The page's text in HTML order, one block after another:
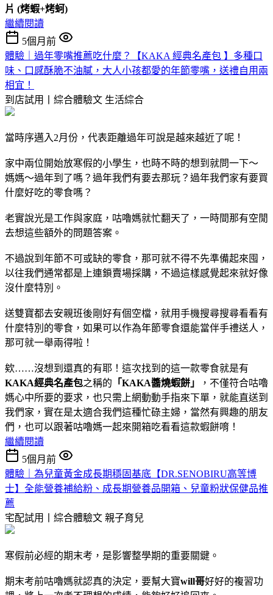
片 (烤蝦+烤蚵)
繼續閱讀
5個月前
體驗｜過年零嘴推薦吃什麼？【KAKA 經典名產包 】多種口
味、口感酥脆不油膩，大人小孩都愛的年節零嘴，送禮自用兩
相宜！
到店試用丨綜合體驗文 生活綜合
當時序邁入2月份，代表距離過年可說是越來越近了呢！
家中兩位開始放寒假的小學生，也時不時的想到就問一下～
媽媽～過年到了嗎？過年我們有要去那玩？過年我們家有要買
什麼好吃的零食嗎？
老實說光是工作與家庭，咕嚕媽就忙翻天了，一時間那有空閒
去想這些額外的問題答案。
不過說到年節不可或缺的零食，那可就不得不先準備起來囤，
以往我們通常都是上連鎖賣場採購，不過這樣感覺起來就好像
沒什麼特別。
送雙寶都去安親班後剛好有個空檔，就用手機搜尋搜尋看看有
什麼特別的零食，如果可以作為年節零食還能當伴手禮送人，
那可就一舉兩得啦！
欸……沒想到還真的有耶！這次找到的這一款零食就是有
KAKA經典名產包之稱的 「KAKA醬燒蝦餅」
，不僅符合咕嚕
媽心中所要的要求，也只需上網動動手指來下單，就能直送到
我們家，實在是太適合我們這種忙碌主婦，當然有興趣的朋友
們，也可以跟著咕嚕媽一起來開箱吃看看這款蝦餅唷！
繼續閱讀
5個月前
體驗｜為兒童黃金成長期穩固基底【DR.SENOBIRU高等博
士】全能營養補給粉、成長期營養品開箱、兒童粉狀保健品推
薦
宅配試用丨綜合體驗文 親子育兒
寒假前必經的期末考，是影響整學期的重要關鍵。
期末考前咕嚕媽就認真的決定，要幫大寶will哥好好的複習功